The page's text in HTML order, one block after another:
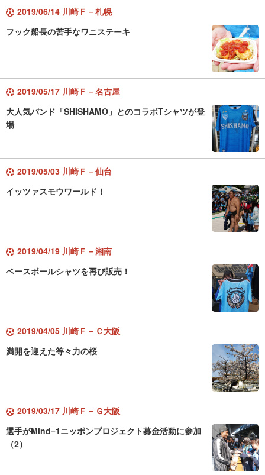
2019/06/14 川崎Ｆ－札幌
フック船長の苦手なワニステーキ
2019/05/17 川崎Ｆ－名古屋
大人気バンド「SHISHAMO」とのコラボTシャツが登
場
2019/05/03 川崎Ｆ－仙台
イッツァスモウワールド！
2019/04/19 川崎Ｆ－湘南
ベースボールシャツを再び販売！
2019/04/05 川崎Ｆ－Ｃ大阪
満開を迎えた等々力の桜
2019/03/17 川崎Ｆ－Ｇ大阪
選手がMind−1ニッポンプロジェクト募金活動に参加
（2）